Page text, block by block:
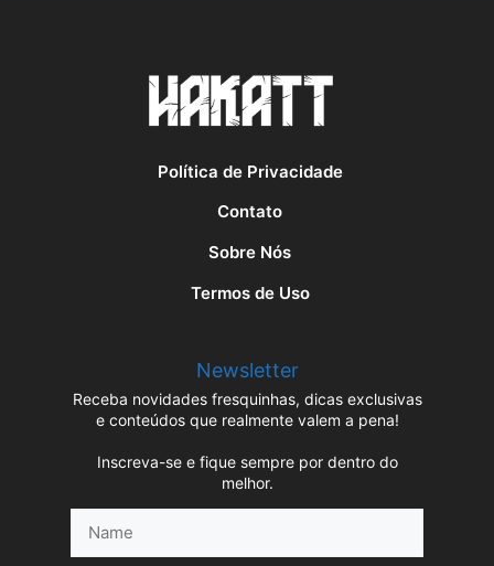
Política de Privacidade
Contato
Sobre Nós
Termos de Uso
Newsletter
Receba novidades fresquinhas, dicas exclusivas
e conteúdos que realmente valem a pena!
Inscreva-se e fique sempre por dentro do
melhor.